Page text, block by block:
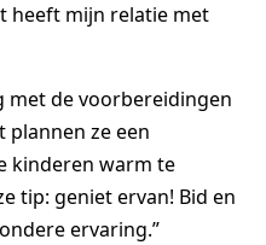
heeft mijn relatie met
met de voorbereidingen
plannen ze een
kinderen warm te
tip: geniet ervan! Bid en
ervaring.”